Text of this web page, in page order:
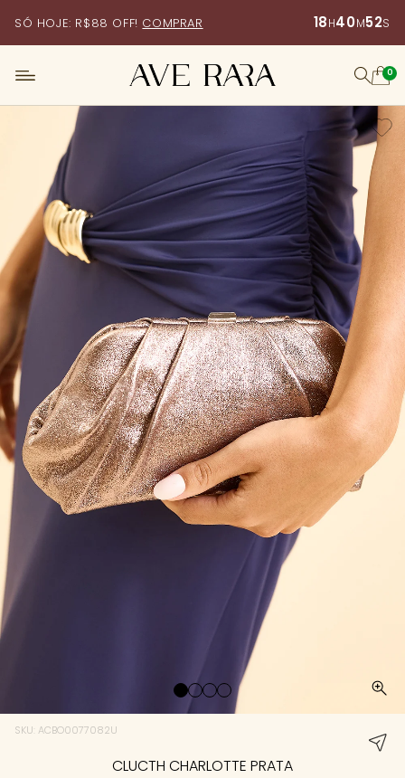
18H40M51S
SÓ HOJE: R$88 OFF! COMPRAR
0
SKU: ACBO0077082U
CLUCTH CHARLOTTE PRATA